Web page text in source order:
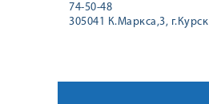
74-50-48
305041 К.Маркса,3, г.Курск